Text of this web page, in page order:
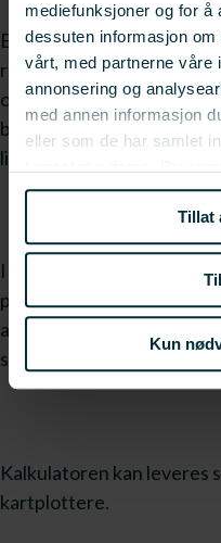
mediefunksjoner og for å
dessuten informasjon
vårt, med partnerne våre
annonsering og
med annen informasjon
eller som de har samlet
informasjonskapsler ved
Tillat
Kun
En slik programvare en
resultater. Programvaren
og kobler dette opp mot
båtfører ved potensielt
livet som fisker litt sikrere.
I tillegg kan man bruke
planleggingsverktøy
aktuell/planlagt
stabilitet før de legger ut
Kalkulatoren kan leveres
kartplottere.